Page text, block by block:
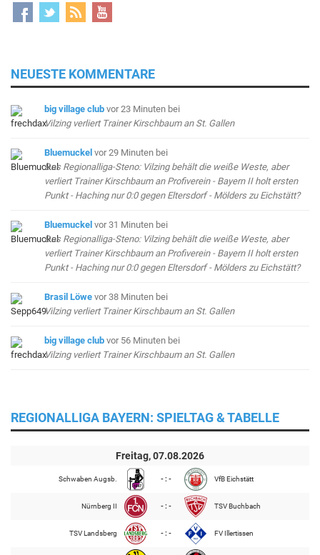
NEUESTE KOMMENTARE
big village club vor 23 Minuten bei
Vilzing verliert Trainer Kirschbaum an St. Gallen
Bluemuckel vor 29 Minuten bei
Das Regionalliga-Steno: Vilzing behält die weiße Weste, aber
verliert Trainer Kirschbaum an Profiverein - Bayern II holt ersten
Punkt - Haching nur 0:0 gegen Eltersdorf - Mölders zu Eichstätt?
Bluemuckel vor 31 Minuten bei
Das Regionalliga-Steno: Vilzing behält die weiße Weste, aber
verliert Trainer Kirschbaum an Profiverein - Bayern II holt ersten
Punkt - Haching nur 0:0 gegen Eltersdorf - Mölders zu Eichstätt?
Brasil Löwe vor 38 Minuten bei
Vilzing verliert Trainer Kirschbaum an St. Gallen
big village club vor 56 Minuten bei
Vilzing verliert Trainer Kirschbaum an St. Gallen
REGIONALLIGA BAYERN: SPIELTAG & TABELLE
Freitag, 07.08.2026
Schwaben Augsb. - : - VfB Eichstätt
Nürnberg II - : - TSV Buchbach
TSV Landsberg - : - FV Illertissen